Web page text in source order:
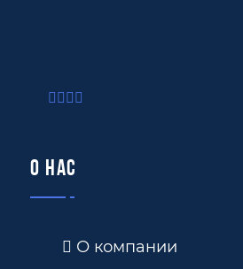
О нас
О компании